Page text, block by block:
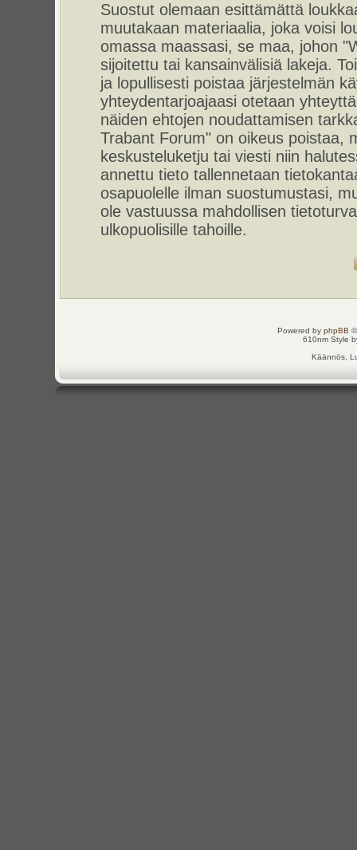
Suostut olemaan esittämättä
muutakaan materiaalia, joka voisi
omassa maassasi, se maa, johon
sijoitettu tai kansainvälisiä lakeja.
ja lopullisesti poistaa järjestelmän
yhteydentarjoajaasi otetaan
näiden ehtojen noudattamisen
Trabant Forum" on oikeus poistaa,
keskusteluketju tai viesti niin
annettu tieto tallennetaan
osapuolelle ilman suostumustasi,
ole vastuussa mahdollisen
ulkopuolisille tahoille.
Powered by phpBB
610nm Style
Käännös,